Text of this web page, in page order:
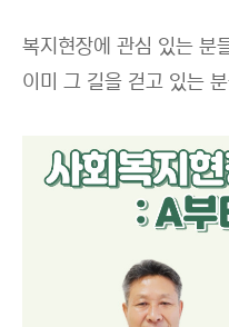
복지현장에 관심 있는 분
이미 그 길을 걷고 있는